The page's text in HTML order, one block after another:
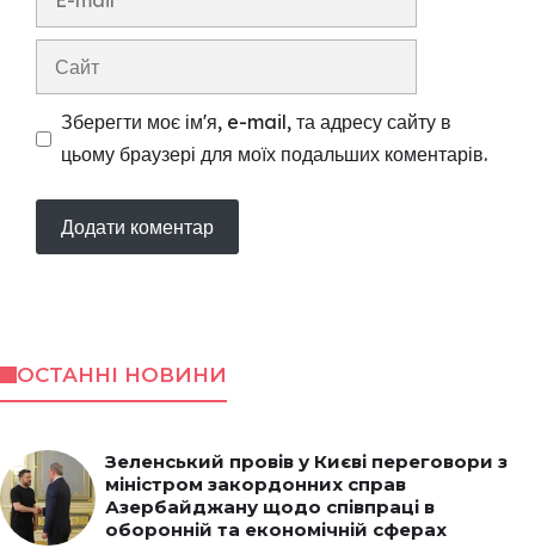
Сайт
Зберегти моє ім'я, e-mail, та адресу сайту в
цьому браузері для моїх подальших коментарів.
ОСТАННІ НОВИНИ
Зеленський провів у Києві переговори з
міністром закордонних справ
Азербайджану щодо співпраці в
оборонній та економічній сферах